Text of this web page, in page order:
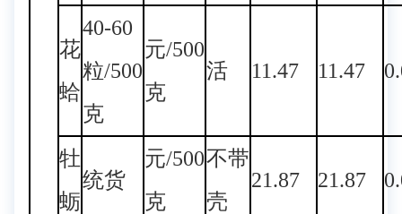
花
蛤
40-60
粒/500
克
元/500
克
活 11.47 11.47
牡
蛎
统货
元/500
克
不带
壳
21.87 21.87